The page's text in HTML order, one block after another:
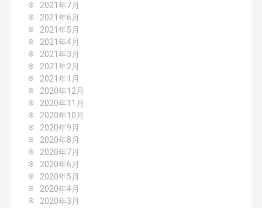
2021年7月
2021年6月
2021年5月
2021年4月
2021年3月
2021年2月
2021年1月
2020年12月
2020年11月
2020年10月
2020年9月
2020年8月
2020年7月
2020年6月
2020年5月
2020年4月
2020年3月